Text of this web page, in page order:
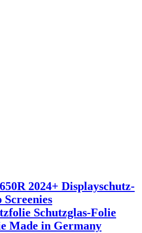
2024+ Displayschutz-
Schutzglas-Folie
Made in Germany